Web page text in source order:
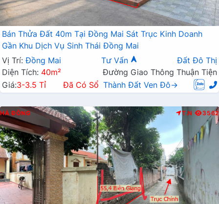
Bán Thửa Đất 40m Tại Đồng Mai Sát Trục Kinh Doanh
Gần Khu Dịch Vụ Sinh Thái Đồng Mai
Vị Trí: Đồng Mai Tư Vấn
Đất Đô Thị
Diện Tích: 40m²
Đường Giao Thông Thuận Tiện
Giá:3-3.5 Tỉ Đã Có Sổ Thành Đất Ven Đô→
HÀ ĐÔNG T.N 3562